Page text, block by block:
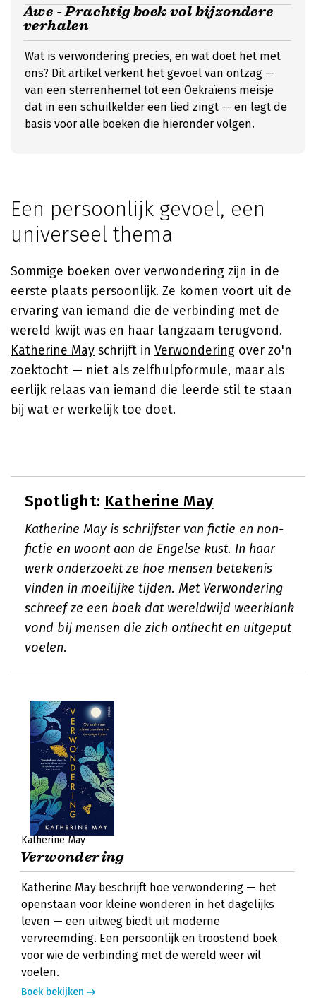
Awe - Prachtig boek vol bijzondere
verhalen
Wat is verwondering precies, en wat doet het met
ons? Dit artikel verkent het gevoel van ontzag —
van een sterrenhemel tot een Oekraïens meisje
dat in een schuilkelder een lied zingt — en legt de
basis voor alle boeken die hieronder volgen.
Een persoonlijk gevoel, een
universeel thema
Sommige boeken over verwondering zijn in de
eerste plaats persoonlijk. Ze komen voort uit de
ervaring van iemand die de verbinding met de
wereld kwijt was en haar langzaam terugvond.
Katherine May schrijft in Verwondering over zo'n
zoektocht — niet als zelfhulpformule, maar als
eerlijk relaas van iemand die leerde stil te staan
bij wat er werkelijk toe doet.
Spotlight: Katherine May
Katherine May is schrijfster van fictie en non-
fictie en woont aan de Engelse kust. In haar
werk onderzoekt ze hoe mensen betekenis
vinden in moeilijke tijden. Met Verwondering
schreef ze een boek dat wereldwijd weerklank
vond bij mensen die zich onthecht en uitgeput
voelen.
Katherine May
Verwondering
Katherine May beschrijft hoe verwondering — het
openstaan voor kleine wonderen in het dagelijks
leven — een uitweg biedt uit moderne
vervreemding. Een persoonlijk en troostend boek
voor wie de verbinding met de wereld weer wil
voelen.
Boek bekijken